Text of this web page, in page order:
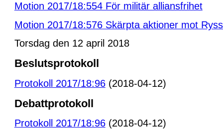
Motion 2017/18:554 För militär alliansfrihet
Motion 2017/18:576 Skärpta aktioner mot
Torsdag den 12 april 2018
Beslutsprotokoll
Protokoll 2017/18:96(2018-04-12)
Debattprotokoll
Protokoll 2017/18:96(2018-04-12)